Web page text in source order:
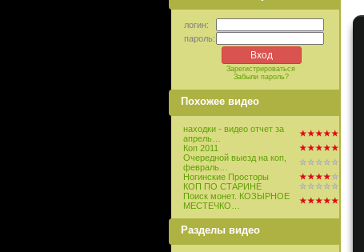
логин:
пароль:
Зарегистрироваться
Забыли пароль?
Похожее видео
находки - видео отчет за
апрель…
Коп 2011
Очередной выезд на коп,
февраль…
Ногинские Просторы
КОП ПО СТАРИНЕ
Поиск монет. КОЗЫРНОЕ
МЕСТЕЧКО…
Разделы видео